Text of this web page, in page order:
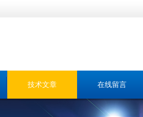
技术文章 在线留言